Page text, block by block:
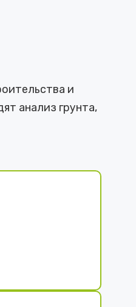
и
анализ грунта,